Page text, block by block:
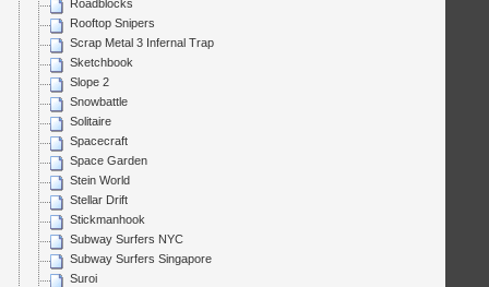
Roadblocks
Rooftop Snipers
Scrap Metal 3 Infernal Trap
Sketchbook
Slope 2
Snowbattle
Solitaire
Spacecraft
Space Garden
Stein World
Stellar Drift
Stickmanhook
Subway Surfers NYC
Subway Surfers Singapore
Suroi